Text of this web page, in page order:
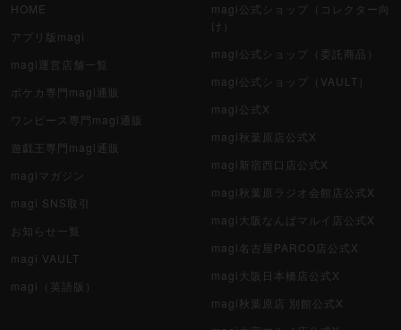
HOME
アプリ版magi
magi運営店舗一覧
ポケカ専門magi通販
ワンピース専門magi通販
遊戯王専門magi通販
magiマガジン
magi SNS取引
お知らせ一覧
magi VAULT
magi（英語版）
magi公式ショップ（コレクター向
け）
magi公式ショップ（委託商品）
magi公式ショップ（VAULT）
magi公式X
magi秋葉原店公式X
magi新宿西口店公式X
magi秋葉原ラジオ会館店公式X
magi大阪なんばマルイ店公式X
magi名古屋PARCO店公式X
magi大阪日本橋店公式X
magi秋葉原店 別館公式X